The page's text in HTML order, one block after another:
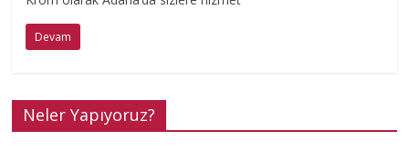
m
K
Devam
Neler Yapıyoruz?